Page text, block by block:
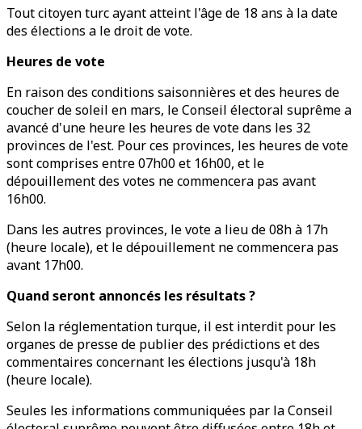
Tout citoyen turc ayant atteint l'âge de 18 ans à la date
des élections a le droit de vote.
Heures de vote
En raison des conditions saisonnières et des heures de
coucher de soleil en mars, le Conseil électoral suprême a
avancé d'une heure les heures de vote dans les 32
provinces de l'est. Pour ces provinces, les heures de vote
sont comprises entre 07h00 et 16h00, et le
dépouillement des votes ne commencera pas avant
16h00.
Dans les autres provinces, le vote a lieu de 08h à 17h
(heure locale), et le dépouillement ne commencera pas
avant 17h00.
Quand seront annoncés les résultats ?
Selon la réglementation turque, il est interdit pour les
organes de presse de publier des prédictions et des
commentaires concernant les élections jusqu'à 18h
(heure locale).
Seules les informations communiquées par la Conseil